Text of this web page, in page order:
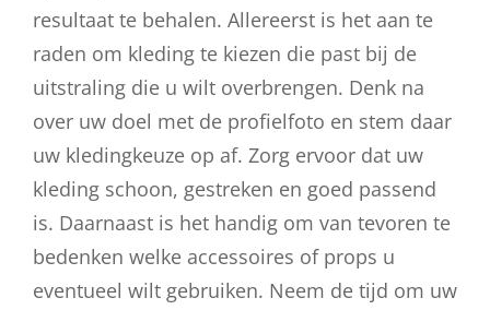
resultaat te behalen. Allereerst is het aan te
raden om kleding te kiezen die past bij de
uitstraling die u wilt overbrengen. Denk na
over uw doel met de profielfoto en stem daar
uw kledingkeuze op af. Zorg ervoor dat uw
kleding schoon, gestreken en goed passend
is. Daarnaast is het handig om van tevoren te
bedenken welke accessoires of props u
eventueel wilt gebruiken. Neem de tijd om uw